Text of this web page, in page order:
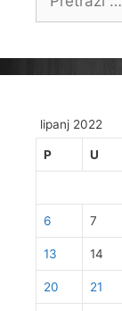
lipanj 2022
P U
6 7
13 14
20 21